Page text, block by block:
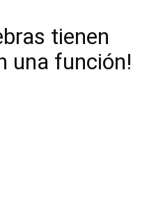
tienen
una función!